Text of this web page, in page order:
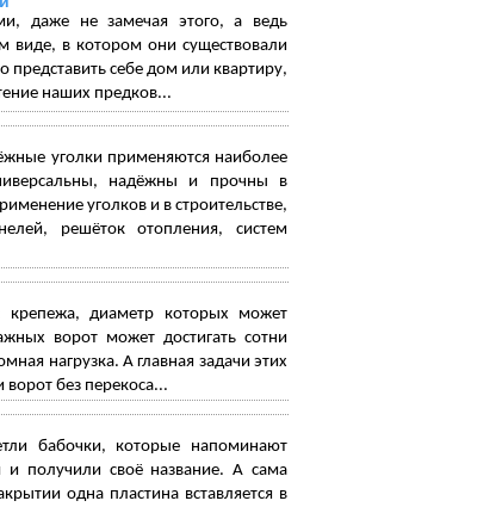
даже не замечая этого, а ведь
виде, в котором они существовали
себе дом или квартиру,
наших предков...
уголки применяются наиболее
надёжны и прочны в
уголков и в строительстве,
решёток отопления, систем
крепежа, диаметр которых может
ворот может достигать сотни
нагрузка. А главная задачи этих
ворот без перекоса...
бабочки, которые напоминают
получили своё название. А сама
одна пластина вставляется в